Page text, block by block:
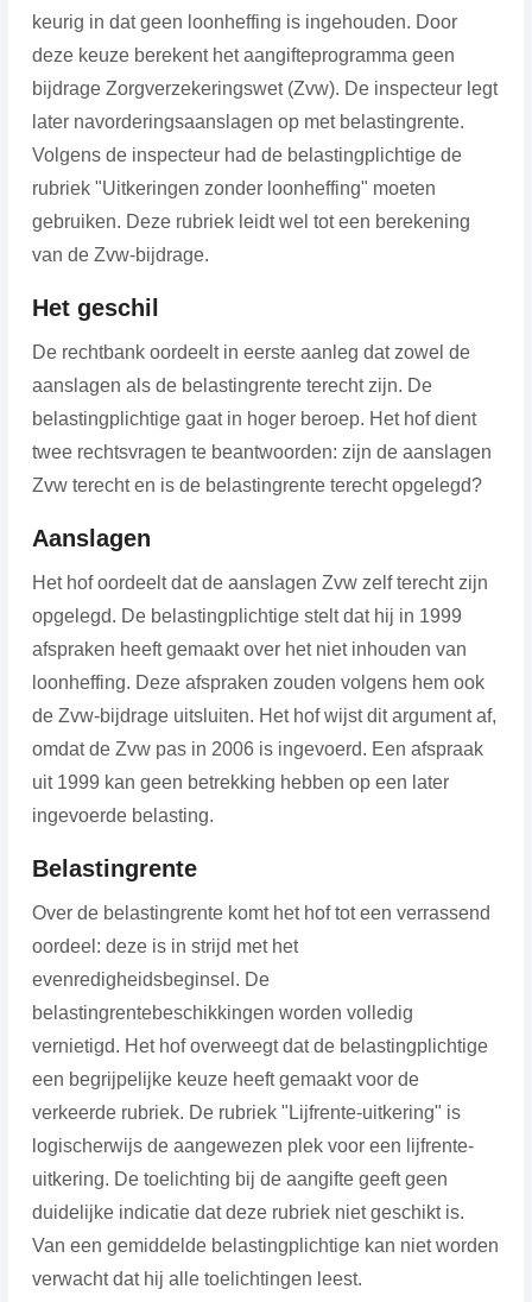
keurig in dat geen loonheffing is ingehouden. Door
deze keuze berekent het aangifteprogramma geen
bijdrage Zorgverzekeringswet (Zvw). De inspecteur legt
later navorderingsaanslagen op met belastingrente.
Volgens de inspecteur had de belastingplichtige de
rubriek "Uitkeringen zonder loonheffing" moeten
gebruiken. Deze rubriek leidt wel tot een berekening
van de Zvw-bijdrage.
Het geschil
De rechtbank oordeelt in eerste aanleg dat zowel de
aanslagen als de belastingrente terecht zijn. De
belastingplichtige gaat in hoger beroep. Het hof dient
twee rechtsvragen te beantwoorden: zijn de aanslagen
Zvw terecht en is de belastingrente terecht opgelegd?
Aanslagen
Het hof oordeelt dat de aanslagen Zvw zelf terecht zijn
opgelegd. De belastingplichtige stelt dat hij in 1999
afspraken heeft gemaakt over het niet inhouden van
loonheffing. Deze afspraken zouden volgens hem ook
de Zvw-bijdrage uitsluiten. Het hof wijst dit argument af,
omdat de Zvw pas in 2006 is ingevoerd. Een afspraak
uit 1999 kan geen betrekking hebben op een later
ingevoerde belasting.
Belastingrente
Over de belastingrente komt het hof tot een verrassend
oordeel: deze is in strijd met het
evenredigheidsbeginsel. De
belastingrentebeschikkingen worden volledig
vernietigd. Het hof overweegt dat de belastingplichtige
een begrijpelijke keuze heeft gemaakt voor de
verkeerde rubriek. De rubriek "Lijfrente-uitkering" is
logischerwijs de aangewezen plek voor een lijfrente-
uitkering. De toelichting bij de aangifte geeft geen
duidelijke indicatie dat deze rubriek niet geschikt is.
Van een gemiddelde belastingplichtige kan niet worden
verwacht dat hij alle toelichtingen leest.